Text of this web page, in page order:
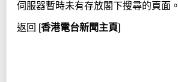
c
h
伺服器暫時未有存放閣下搜尋的頁面。
返回 [香港電台新聞主頁]